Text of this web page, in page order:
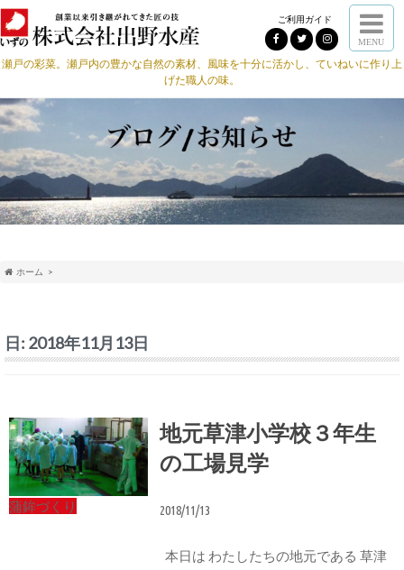
ご利用ガイド
MENU
瀬戸の彩菜。瀬戸内の豊かな自然の素材、風味を十分に活かし、ていねいに作り上
げた職人の味。
ホーム
日: 2018年11月13日
蒲鉾づくり
地元草津小学校３年生
の工場見学
2018/11/13
本日は わたしたちの地元である 草津